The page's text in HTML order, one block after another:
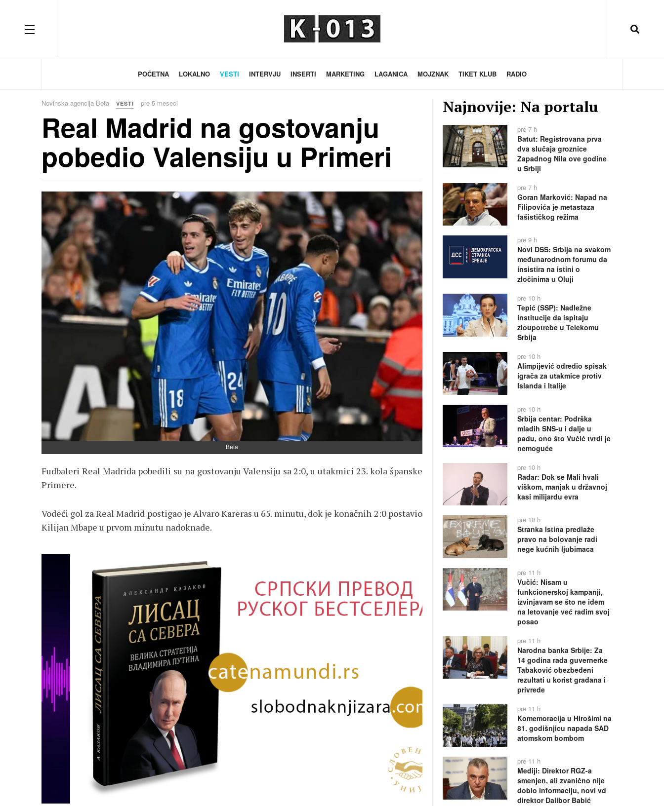
OFF CANVAS
POČETNA LOKALNO VESTI INTERVJU INSERTI MARKETING LAGANICA MOJZNAK TIKET KLUB RADIO
Novinska agencija Beta VESTI pre 5 meseci
Real Madrid na gostovanju
pobedio Valensiju u Primeri
Beta
Fudbaleri Real Madrida pobedili su na gostovanju Valensiju sa 2:0, u utakmici 23. kola španske
Primere.
Vodeći gol za Real Madrid postigao je Alvaro Kareras u 65. minutu, dok je konačnih 2:0 postavio
Kilijan Mbape u prvom minutu nadoknade.
Najnovije: Na portalu
pre 7 h
Batut: Registrovana prva
dva slučaja groznice
Zapadnog Nila ove godine
u Srbiji
pre 7 h
Goran Marković: Napad na
Filipovića je metastaza
fašističkog režima
pre 9 h
Novi DSS: Srbija na svakom
međunarodnom forumu da
insistira na istini o
zločinima u Oluji
pre 10 h
Tepić (SSP): Nadležne
institucije da ispitaju
zloupotrebe u Telekomu
Srbija
pre 10 h
Alimpijević odredio spisak
igrača za utakmice protiv
Islanda i Italije
pre 10 h
Srbija centar: Podrška
mladih SNS-u i dalje u
padu, ono što Vučić tvrdi je
nemoguće
pre 10 h
Radar: Dok se Mali hvali
viškom, manjak u državnoj
kasi milijardu evra
pre 10 h
Stranka Istina predlaže
pravo na bolovanje radi
nege kućnih ljubimaca
pre 11 h
Vučić: Nisam u
funkcionerskoj kampanji,
izvinjavam se što ne idem
na letovanje već radim svoj
posao
pre 11 h
Narodna banka Srbije: Za
14 godina rada guvernerke
Tabaković obezbeđeni
rezultati u korist građana i
privrede
pre 11 h
Komemoracija u Hirošimi na
81. godišnjicu napada SAD
atomskom bombom
pre 11 h
Mediji: Direktor RGZ-a
smenjen, ali zvanično nije
dobio informaciju, novi vd
direktor Dalibor Babić